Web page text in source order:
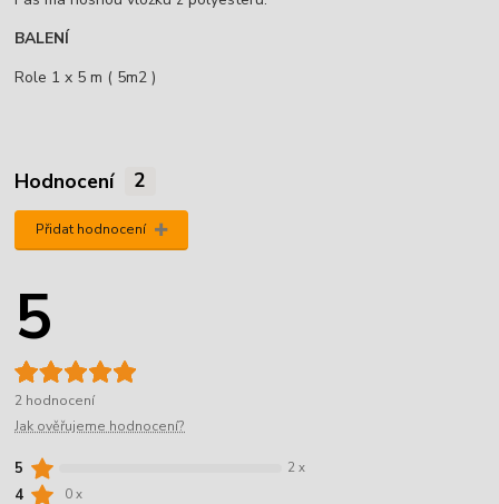
BALENÍ
Role 1 x 5 m ( 5m2 )
Hodnocení 2
Přidat hodnocení
5
2 hodnocení
Jak ověřujeme hodnocení?
5 2 x
4 0 x